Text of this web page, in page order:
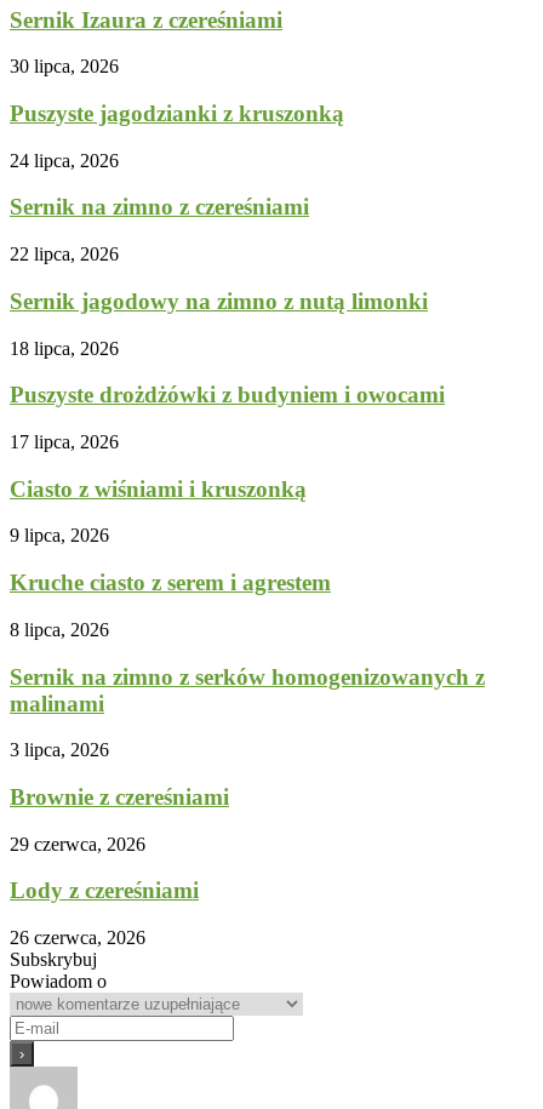
Sernik Izaura z czereśniami
30 lipca, 2026
Puszyste jagodzianki z kruszonką
24 lipca, 2026
Sernik na zimno z czereśniami
22 lipca, 2026
Sernik jagodowy na zimno z nutą limonki
18 lipca, 2026
Puszyste drożdżówki z budyniem i owocami
17 lipca, 2026
Ciasto z wiśniami i kruszonką
9 lipca, 2026
Kruche ciasto z serem i agrestem
8 lipca, 2026
Sernik na zimno z serków homogenizowanych z
malinami
3 lipca, 2026
Brownie z czereśniami
29 czerwca, 2026
Lody z czereśniami
26 czerwca, 2026
Subskrybuj
Powiadom o